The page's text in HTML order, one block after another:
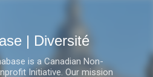
| Diversité
is a Canadian Non-
Initiative. Our mission